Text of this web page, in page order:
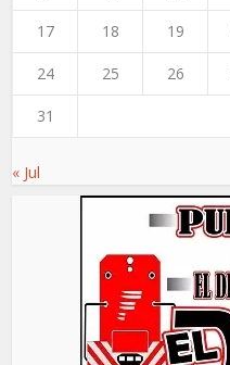
17 18 19
24 25 26
31
« Jul